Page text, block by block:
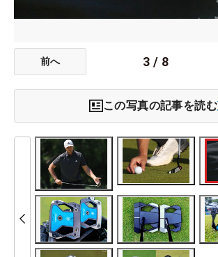
前へ 3 / 8
この写真の記事を読む